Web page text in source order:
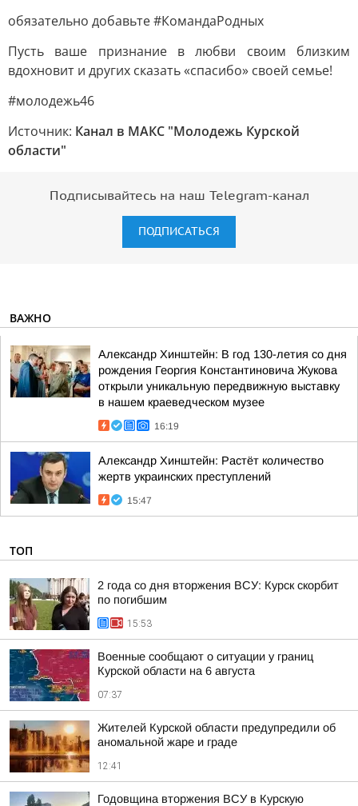
обязательно добавьте #КомандаРодных
Пусть ваше признание в любви своим близким
вдохновит и других сказать «спасибо» своей семье!
#молодежь46
Источник: Канал в МАКС "Молодежь Курской
области"
Подписывайтесь на наш Telegram-канал
ПОДПИСАТЬСЯ
ВАЖНО
Александр Хинштейн: В год 130-летия со дня
рождения Георгия Константиновича Жукова
открыли уникальную передвижную выставку
в нашем краеведческом музее
16:19
Александр Хинштейн: Растёт количество
жертв украинских преступлений
15:47
ТОП
2 года со дня вторжения ВСУ: Курск скорбит
по погибшим
15:53
Военные сообщают о ситуации у границ
Курской области на 6 августа
07:37
Жителей Курской области предупредили об
аномальной жаре и граде
12:41
Годовщина вторжения ВСУ в Курскую